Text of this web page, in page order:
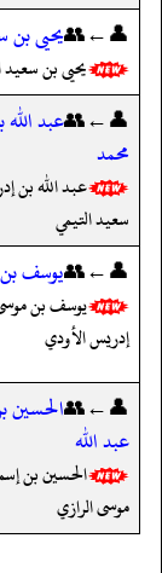
👤←👥يحيى بن
يحيى بن
👤←👥عبد
محمد
عبد الله بن
سعيد التيمي
👤←👥يوسف بن
يوسف بن
إدريس الأودي
👤←👥الحسين
عبد الله
الحسين بن
موسى الرازي